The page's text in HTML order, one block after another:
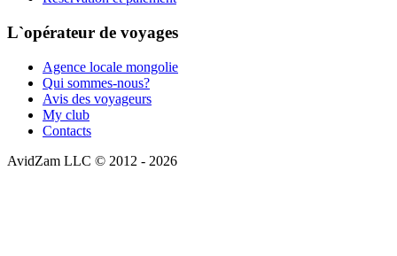
L`opérateur de voyages
Agence locale mongolie
Qui sommes-nous?
Avis des voyageurs
My club
Contacts
AvidZam LLC © 2012 - 2026